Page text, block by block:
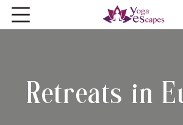
Zum Hauptinhalt springen
Retreats in